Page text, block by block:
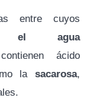
entre cuyos
el agua
ácido
la sacarosa,